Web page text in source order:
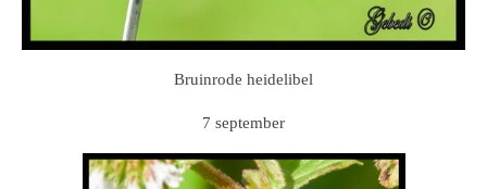
Bruinrode heidelibel
7 september